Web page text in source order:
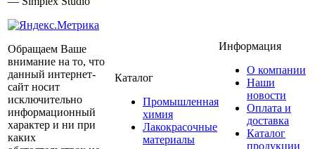
Обращаем Ваше
внимание на то, что
данный интернет-
сайт носит
исключительно
информационный
характер и ни при
каких
Каталог
Промышленная
химия
Лакокрасочные
материалы
Информация
О компании
Наши
новости
Оплата и
доставка
Каталог
продукции